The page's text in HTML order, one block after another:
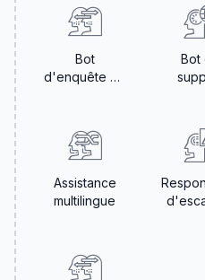
Bot
d'enquête de
Bot
Assistance
multilingue